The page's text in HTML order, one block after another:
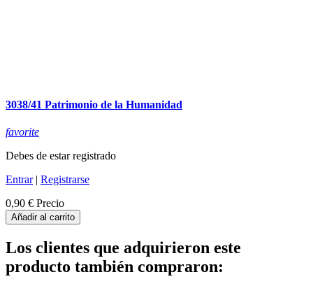
3038/41 Patrimonio de la Humanidad
favorite
Debes de estar registrado
Entrar| Registrarse
0,90 € Precio
Añadir al carrito
Los clientes que adquirieron este
producto también compraron: